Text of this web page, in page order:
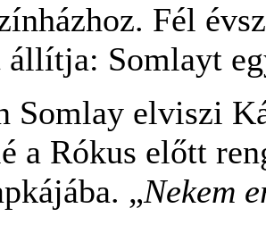
Fél
állítja: Somlayt
Somlay elviszi
a Rókus előtt
„Nekem